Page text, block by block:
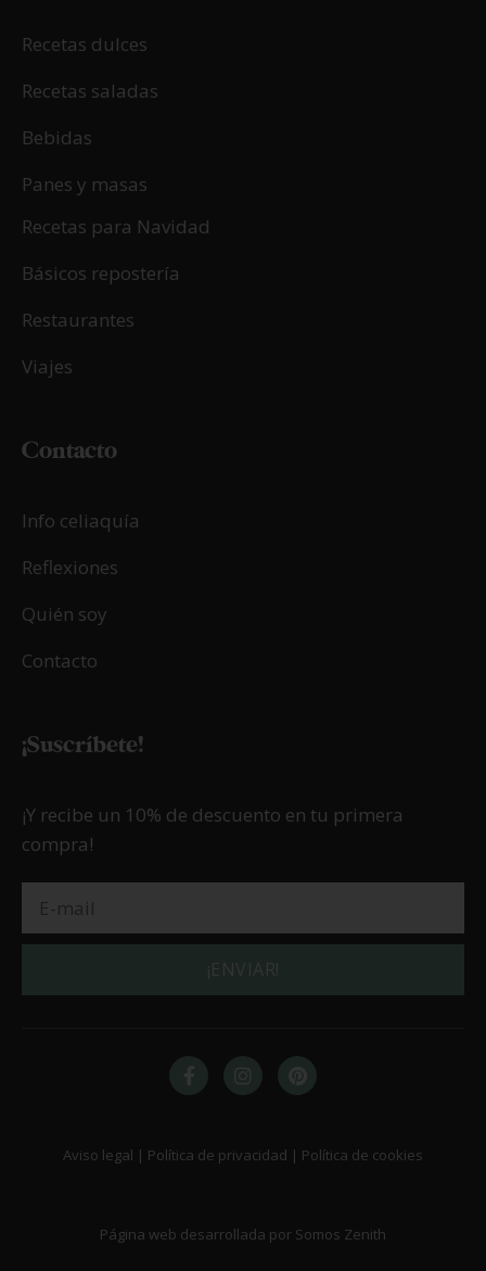
Recetas dulces
Recetas saladas
Bebidas
Panes y masas
Recetas para Navidad
Básicos repostería
Restaurantes
Viajes
Contacto
Info celiaquía
Reflexiones
Quién soy
Contacto
¡Suscríbete!
¡Y recibe un 10% de descuento en tu primera
compra!
¡ENVIAR!
Aviso legal | Política de privacidad | Política de cookies
Página web desarrollada por Somos Zenith